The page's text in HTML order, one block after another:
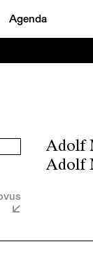
Agenda
Adolf
Adolf